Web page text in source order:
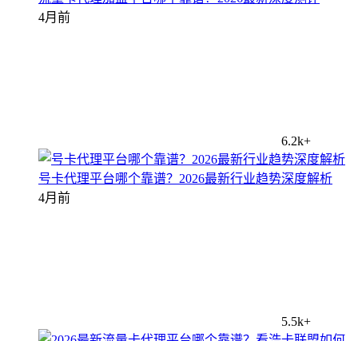
4月前
6.2k+
号卡代理平台哪个靠谱？2026最新行业趋势深度解析
4月前
5.5k+